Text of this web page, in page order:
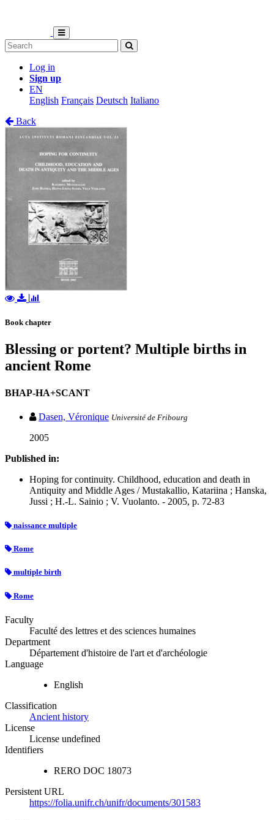
Log in
Sign up
EN
English Français Deutsch Italiano
Back
Book chapter
Blessing or portent? Multiple births in
ancient Rome
BHAP-HA+SCANT
Dasen, Véronique Université de Fribourg
2005
Published in:
Hoping for continuity. Childhood, education and death in
Antiquity and Middle Ages / Mustakallio, Katariina ; Hanska,
Jussi ; H.-L. Sainio ; V. Vuolanto. - 2005, p. 72-83
naissance multiple
Rome
multiple birth
Rome
Faculty
Faculté des lettres et des sciences humaines
Department
Département d'histoire de l'art et d'archéologie
Language
English
Classification
Ancient history
License
License undefined
Identifiers
RERO DOC 18073
Persistent URL
https://folia.unifr.ch/unifr/documents/301583